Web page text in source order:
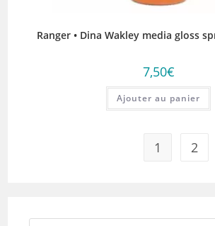
Ranger • Dina Wakley media gloss
7,50€
Ajouter au panier
1 2